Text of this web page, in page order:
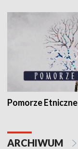
Pomorze Etniczne
ARCHIWUM